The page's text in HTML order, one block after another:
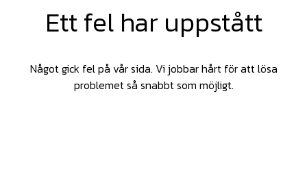
Ett fel har uppstått
Något gick fel på vår sida. Vi jobbar hårt för att lösa
problemet så snabbt som möjligt.